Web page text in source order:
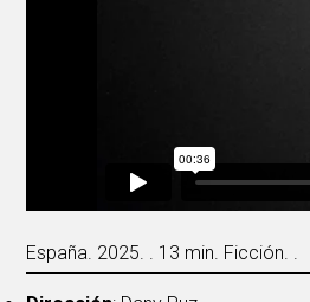
España. 2025. . 13 min. Ficción. .